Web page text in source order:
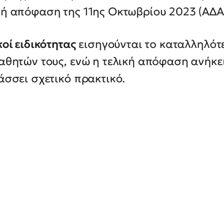
απόφαση της 11ης Οκτωβρίου 2023
ειδικότηταςεισηγούνται το
τους, ενώ η τελική απόφαση
σχετικό πρακτικό.